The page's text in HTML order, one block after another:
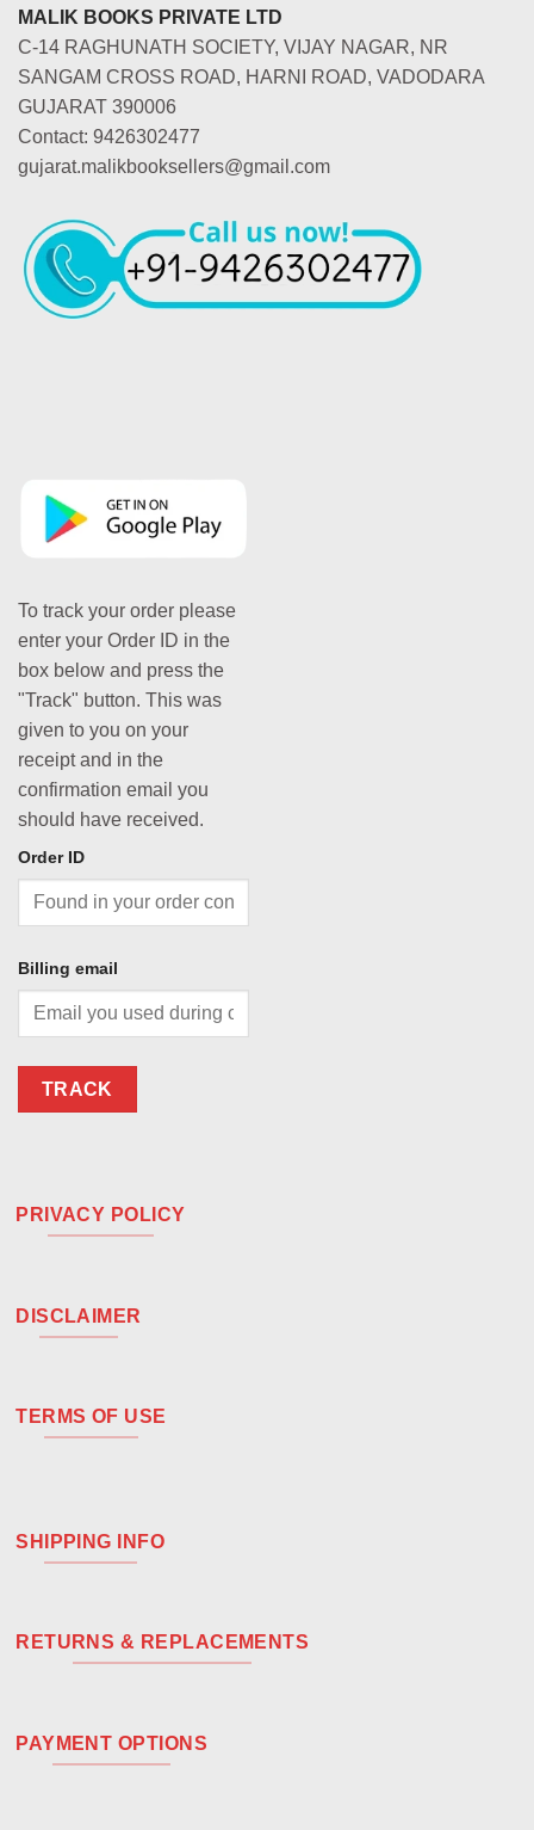
MALIK BOOKS PRIVATE LTD
C-14 RAGHUNATH SOCIETY, VIJAY NAGAR, NR
SANGAM CROSS ROAD, HARNI ROAD, VADODARA
GUJARAT 390006
Contact: 9426302477
gujarat.malikbooksellers@gmail.com
To track your order please
enter your Order ID in the
box below and press the
"Track" button. This was
given to you on your
receipt and in the
confirmation email you
should have received.
Order ID
Billing email
TRACK
PRIVACY POLICY
DISCLAIMER
TERMS OF USE
SHIPPING INFO
RETURNS & REPLACEMENTS
PAYMENT OPTIONS